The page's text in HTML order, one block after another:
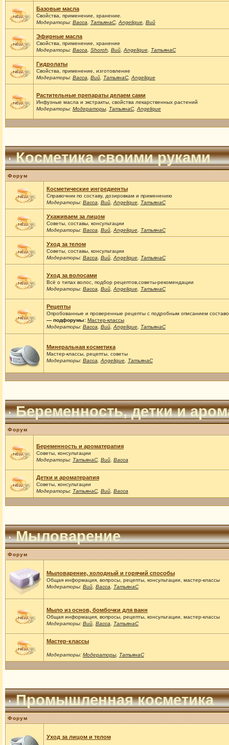
Базовые масла
Свойства, применение, хранение.
Модераторы: Васса ТатьянаС, Angelique, Вий
Эфирные масла
Свойства, применение, хранение
Модераторы: Васса Shoroh Вий, Angelique, ТатьянаС
Гидролаты
Свойства, применение, изготовление
Модераторы: Васса Вий, ТатьянаС, Angelique
Растительные препараты делаем сами
Инфузные масла и экстракты, свойства лекарственных растений
Модераторы: Модераторы, ТатьянаС, Angelique
Косметика своими руками
Форум
Косметические ингредиенты
Справочник по составу, дозировкам и применению
Модераторы: Васса Вий, Angelique, ТатьянаС
Ухаживаем за лицом
Советы, составы, консультации
Модераторы: Васса Вий, Angelique, ТатьянаС
Уход за телом
Советы, составы, консультации
Модераторы: Васса Вий, Angelique, ТатьянаС
Уход за волосами
Всё о типах волос, подбор рецептов,советы-рекомендации
Модераторы: Васса Вий, Angelique, ТатьянаС
Рецепты
Опробованные и проверенные рецепты с подробным описанием
— подфорумы: Мастер-классы
Модераторы: Васса Вий, Angelique, ТатьянаС
Минеральная косметика
Мастер-классы, рецепты, советы
Модераторы: Васса Angelique, ТатьянаС
Беременность, детки и
Форум
Беременность и ароматерапия
Советы, консультации
Модераторы: ТатьянаС, Вий, Васса
Детки и ароматерапия
Советы, консультации
Модераторы: ТатьянаС, Вий, Васса
Мыловарение
Форум
Мыловарение, холодный и горячий способы
Общая информация, вопросы, рецепты, консультации, мастер-классы
Модераторы: Вий, Васса ТатьянаС
Мыло из основ, бомбочки для ванн
Общая информация, вопросы, рецепты, консультации, мастер-классы
Модераторы: Вий, Васса ТатьянаС
Мастер-классы
Модераторы: Модераторы, ТатьянаС
Промышленная косметика
Форум
Уход за лицом и телом